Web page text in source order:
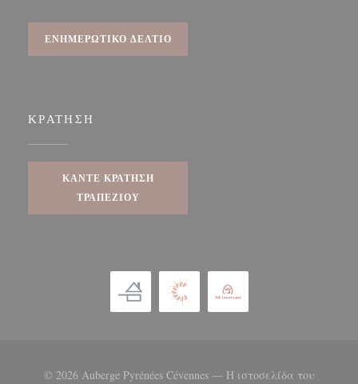
ΕΝΗΜΕΡΩΤΙΚΌ ΔΕΛΤΊΟ
ΚΡΆΤΗΣΗ
ΚΆΝΤΕ ΚΡΆΤΗΣΗ
ΤΡΑΠΕΖΙΟΎ
© 2026 Auberge Pyrénées Cévennes — Η ιστοσελίδα του